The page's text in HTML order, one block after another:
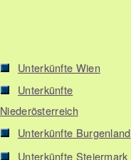
Unterkünfte Wien
Unterkünfte
Niederösterreich
Unterkünfte Burgenland
Unterkünfte Steiermark